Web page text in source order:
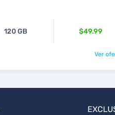
120 GB $49.99
Ver